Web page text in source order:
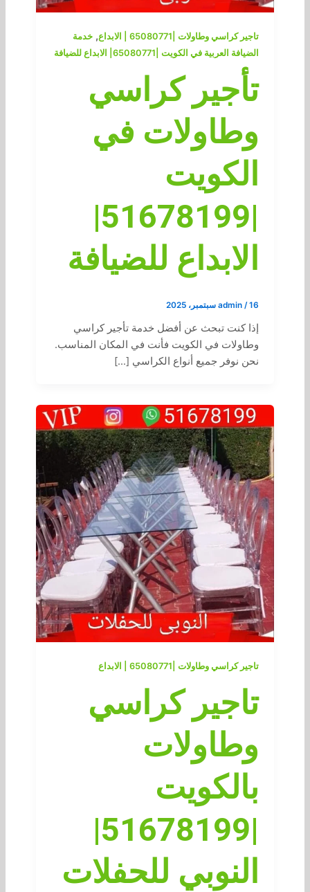
تاجير كراسي وطاولات |65080771 | الابداع ,خدمة
الضيافة العربية في الكويت |65080771| الابداع للضيافة
تأجير كراسي
وطاولات في
الكويت
|51678199|
الابداع للضيافة
admin /16 سبتمبر، 2025
إذا كنت تبحث عن أفضل خدمة تأجير كراسي
وطاولات في الكويت فأنت في المكان المناسب.
نحن نوفر جميع أنواع الكراسي […]
تاجير كراسي وطاولات |65080771 | الابداع
تاجير كراسي
وطاولات
بالكويت
|51678199|
النوبي للحفلات